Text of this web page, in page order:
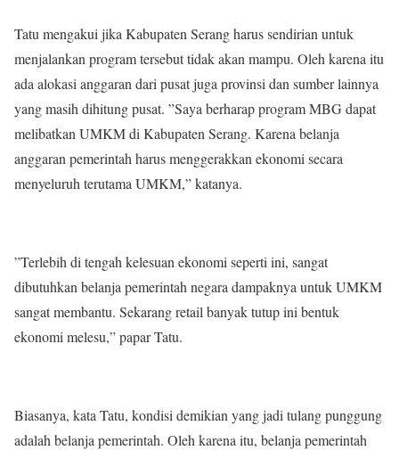
Tatu mengakui jika Kabupaten Serang harus sendirian untuk
menjalankan program tersebut tidak akan mampu. Oleh karena itu
ada alokasi anggaran dari pusat juga provinsi dan sumber lainnya
yang masih dihitung pusat. ”Saya berharap program MBG dapat
melibatkan UMKM di Kabupaten Serang. Karena belanja
anggaran pemerintah harus menggerakkan ekonomi secara
menyeluruh terutama UMKM,” katanya.
”Terlebih di tengah kelesuan ekonomi seperti ini, sangat
dibutuhkan belanja pemerintah negara dampaknya untuk UMKM
sangat membantu. Sekarang retail banyak tutup ini bentuk
ekonomi melesu,” papar Tatu.
Biasanya, kata Tatu, kondisi demikian yang jadi tulang punggung
adalah belanja pemerintah. Oleh karena itu, belanja pemerintah